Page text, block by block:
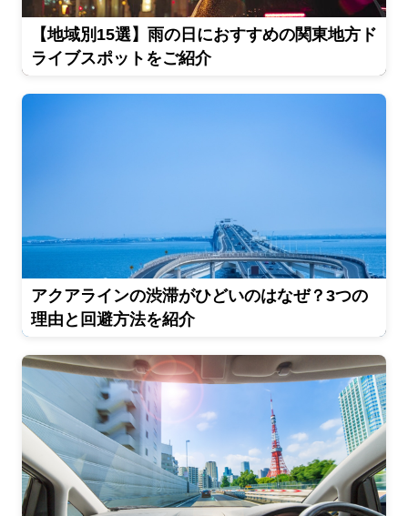
【地域別15選】雨の日におすすめの関東地方ド
ライブスポットをご紹介
アクアラインの渋滞がひどいのはなぜ？3つの
理由と回避方法を紹介